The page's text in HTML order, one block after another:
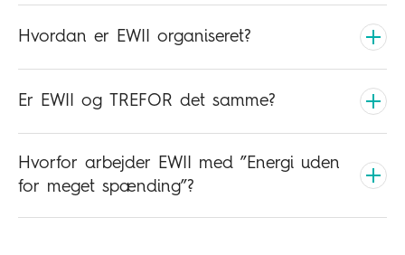
Hvordan er EWII organiseret?
Er EWII og TREFOR det samme?
Hvorfor arbejder EWII med ”Energi uden
for meget spænding”?